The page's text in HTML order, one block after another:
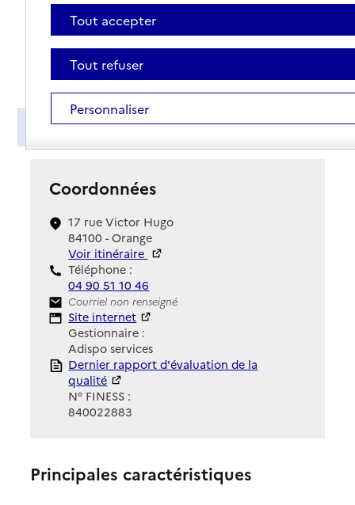
Présentation
Coordonnées
17 rue Victor Hugo
84100 - Orange
Voir itinéraire
Téléphone :
04 90 51 10 46
Contact
Courriel non renseigné
Site Internet
Site internet
Gestionnaire :
Adispo services
Rapport HAS
Dernier rapport d'évaluation de la
qualité
N° FINESS :
840022883
Principales caractéristiques
Tout accepter
Tout refuser
Personnaliser